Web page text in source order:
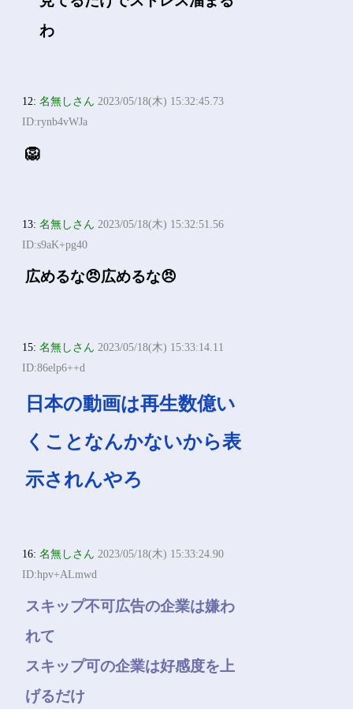
わ
12:名無しさん 2023/05/18(木) 15:32:45.73
ID:rynb4vWJa
🦁
13:名無しさん 2023/05/18(木) 15:32:51.56
ID:s9aK+pg40
広めるな😠広めるな😠
15:名無しさん 2023/05/18(木) 15:33:14.11
ID:86elp6++d
日本の動画は再生数億い
くことなんかないから表
示されんやろ
16:名無しさん 2023/05/18(木) 15:33:24.90
ID:hpv+ALmwd
スキップ不可広告の企業は嫌わ
れて
スキップ可の企業は好感度を上
げるだけ